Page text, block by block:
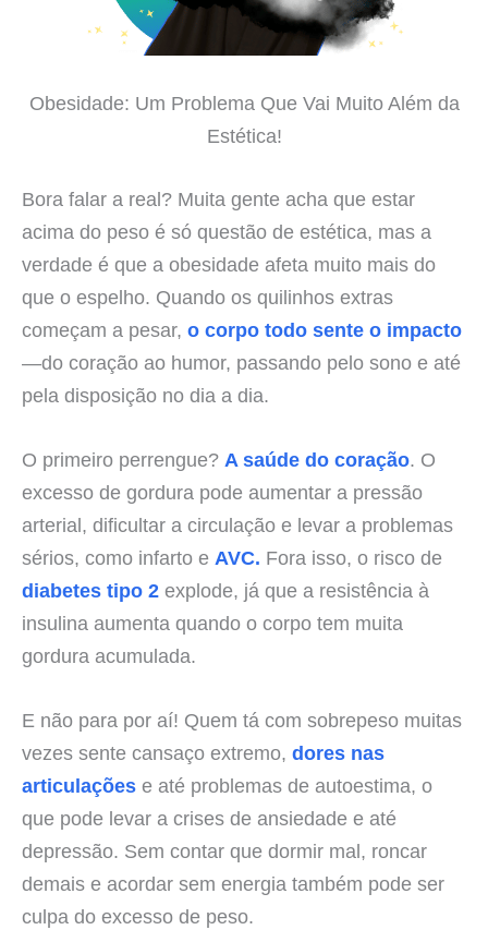
Obesidade: Um Problema Que Vai Muito Além da
Estética!
Bora falar a real? Muita gente acha que estar
acima do peso é só questão de estética, mas a
verdade é que a obesidade afeta muito mais do
que o espelho. Quando os quilinhos extras
começam a pesar, o corpo todo sente o impacto
—do coração ao humor, passando pelo sono e até
pela disposição no dia a dia.
O primeiro perrengue? A saúde do coração. O
excesso de gordura pode aumentar a pressão
arterial, dificultar a circulação e levar a problemas
sérios, como infarto e AVC. Fora isso, o risco de
diabetes tipo 2 explode, já que a resistência à
insulina aumenta quando o corpo tem muita
gordura acumulada.
E não para por aí! Quem tá com sobrepeso muitas
vezes sente cansaço extremo, dores nas
articulações e até problemas de autoestima, o
que pode levar a crises de ansiedade e até
depressão. Sem contar que dormir mal, roncar
demais e acordar sem energia também pode ser
culpa do excesso de peso.